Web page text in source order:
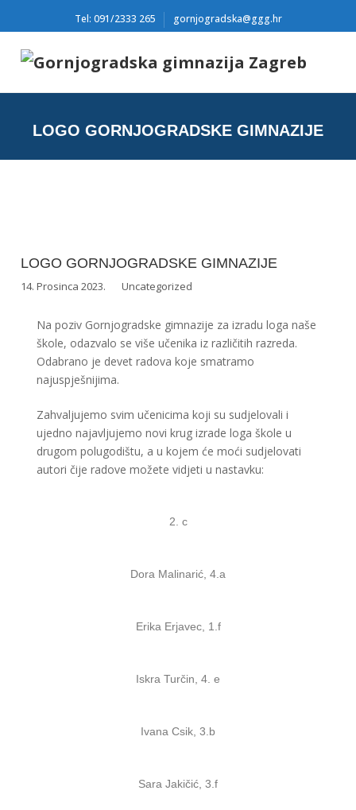
Tel: 091/2333 265 gornjogradska@ggg.hr
LOGO GORNJOGRADSKE GIMNAZIJE
LOGO GORNJOGRADSKE GIMNAZIJE
14. Prosinca 2023. Uncategorized
Na poziv Gornjogradske gimnazije za izradu loga naše
škole, odazvalo se više učenika iz različitih razreda.
Odabrano je devet radova koje smatramo
najuspješnijima.
Zahvaljujemo svim učenicima koji su sudjelovali i
ujedno najavljujemo novi krug izrade loga škole u
drugom polugodištu, a u kojem će moći sudjelovati
autori čije radove možete vidjeti u nastavku:
2. c
Dora Malinarić, 4.a
Erika Erjavec, 1.f
Iskra Turčin, 4. e
Ivana Csik, 3.b
Sara Jakičić, 3.f